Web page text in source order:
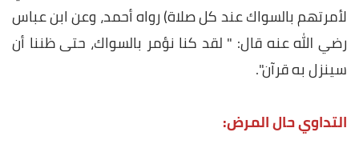
لأمرتهم بالسواك عند كل صلاة) رواه أحمد، وعن ابن عباس
رضي الله عنه قال: " لقد كنا نؤمر بالسواك، حتى ظننا أن
سينزل به قرآن".
التداوي حال المرض: